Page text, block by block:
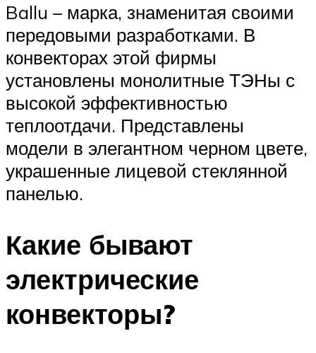
Ballu – марка, знаменитая своими
передовыми разработками. В
конвекторах этой фирмы
установлены монолитные ТЭНы с
высокой эффективностью
теплоотдачи. Представлены
модели в элегантном черном цвете,
украшенные лицевой стеклянной
панелью.
Какие бывают
электрические
конвекторы?